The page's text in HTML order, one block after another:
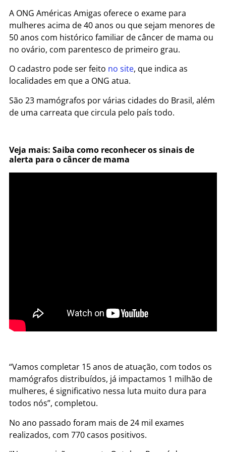
A ONG Américas Amigas oferece o exame para
mulheres acima de 40 anos ou que sejam menores de
50 anos com histórico familiar de câncer de mama ou
no ovário, com parentesco de primeiro grau.
O cadastro pode ser feito no site, que indica as
localidades em que a ONG atua.
São 23 mamógrafos por várias cidades do Brasil, além
de uma carreata que circula pelo país todo.
Veja mais: Saiba como reconhecer os sinais de
alerta para o câncer de mama
“Vamos completar 15 anos de atuação, com todos os
mamógrafos distribuídos, já impactamos 1 milhão de
mulheres, é significativo nessa luta muito dura para
todos nós”, completou.
No ano passado foram mais de 24 mil exames
realizados, com 770 casos positivos.